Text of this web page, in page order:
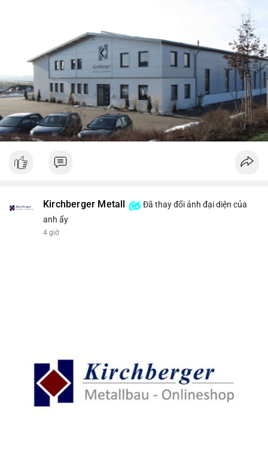
Kirchberger Metall
Đã thay đổi ảnh đại diện của
anh ấy
4 giờ